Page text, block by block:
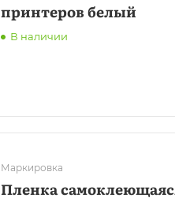
принтеров белый
В наличии
Маркировка
Пленка